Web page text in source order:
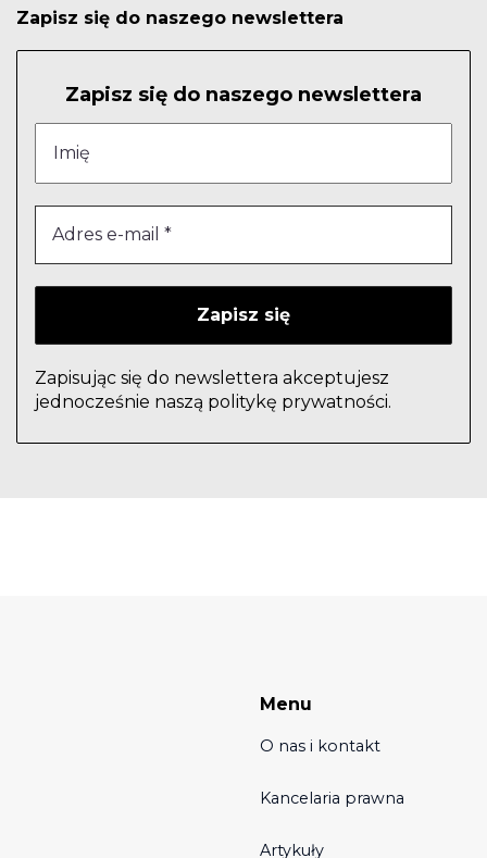
Zapisz się do naszego newslettera
Zapisz się do naszego newslettera
Zapisując się do newslettera akceptujesz
jednocześnie naszą politykę prywatności.
Menu
O nas i kontakt
Kancelaria prawna
Artykuły